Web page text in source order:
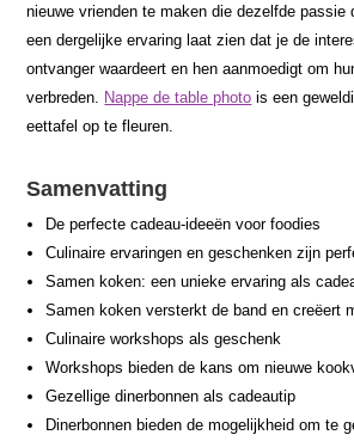
nieuwe vrienden te maken die dezelfde passie
een dergelijke ervaring laat zien dat je de
ontvanger waardeert en hen aanmoedigt om
verbreden. Nappe de table photo is een
eettafel op te fleuren.
Samenvatting
De perfecte cadeau-ideeën voor foodies
Culinaire ervaringen en geschenken zijn
Samen koken: een unieke ervaring als
Samen koken versterkt de band en creëert
Culinaire workshops als geschenk
Workshops bieden de kans om nieuwe
Gezellige dinerbonnen als cadeautip
Dinerbonnen bieden de mogelijkheid om te